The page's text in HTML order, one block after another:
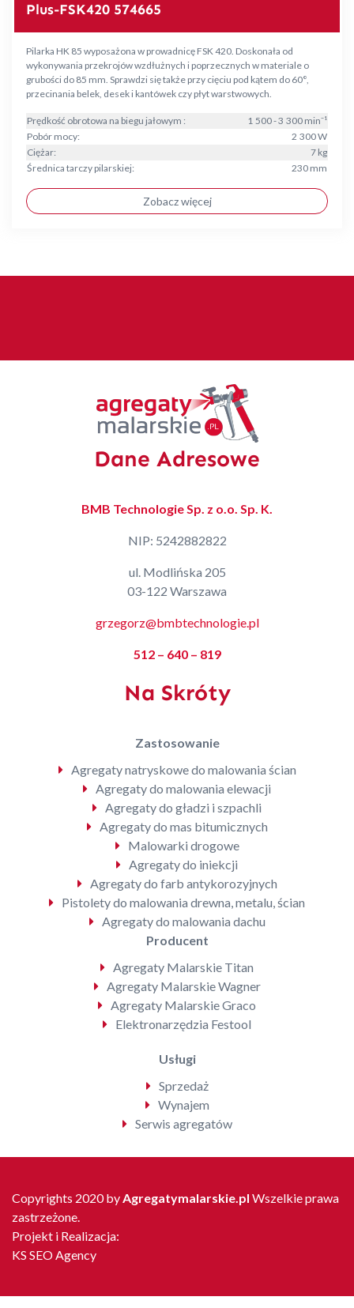
Plus-FSK420 574665
Pilarka HK 85 wyposażona w prowadnicę FSK 420. Doskonała od
wykonywania przekrojów wzdłużnych i poprzecznych w materiale o
grubości do 85 mm. Sprawdzi się także przy cięciu pod kątem do 60°,
przecinania belek, desek i kantówek czy płyt warstwowych.
Prędkość obrotowa na biegu jałowym :
1 500 - 3 300 min⁻¹
Pobór mocy:
2 300 W
Ciężar:
7 kg
Średnica tarczy pilarskiej:
230 mm
Zobacz więcej
Dane Adresowe
BMB Technologie Sp. z o.o. Sp. K.
NIP: 5242882822
ul. Modlińska 205
03-122 Warszawa
grzegorz@bmbtechnologie.pl
512 – 640 – 819
Na Skróty
Zastosowanie
Agregaty natryskowe do malowania ścian
Agregaty do malowania elewacji
Agregaty do gładzi i szpachli
Agregaty do mas bitumicznych
Malowarki drogowe
Agregaty do iniekcji
Agregaty do farb antykorozyjnych
Pistolety do malowania drewna, metalu, ścian
Agregaty do malowania dachu
Producent
Agregaty Malarskie Titan
Agregaty Malarskie Wagner
Agregaty Malarskie Graco
Elektronarzędzia Festool
Usługi
Sprzedaż
Wynajem
Serwis agregatów
Copyrights 2020 byAgregatymalarskie.pl Wszelkie prawa
zastrzeżone.
Projekt i Realizacja:
KS SEO Agency